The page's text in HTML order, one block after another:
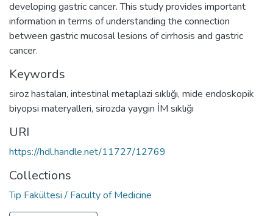
developing gastric cancer. This study provides important
information in terms of understanding the connection
between gastric mucosal lesions of cirrhosis and gastric
cancer.
Keywords
siroz hastaları, intestinal metaplazi sıklığı, mide endoskopik
biyopsi materyalleri, sirozda yaygın İM sıklığı
URI
https://hdl.handle.net/11727/12769
Collections
Tıp Fakültesi / Faculty of Medicine